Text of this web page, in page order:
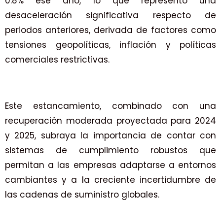
desaceleración significativa respecto de
periodos anteriores, derivada de factores como
tensiones geopolíticas, inflación y políticas
comerciales restrictivas.
Este estancamiento, combinado con una
recuperación moderada proyectada para 2024
y 2025, subraya la importancia de contar con
sistemas de cumplimiento robustos que
permitan a las empresas adaptarse a entornos
cambiantes y a la creciente incertidumbre de
las cadenas de suministro globales.